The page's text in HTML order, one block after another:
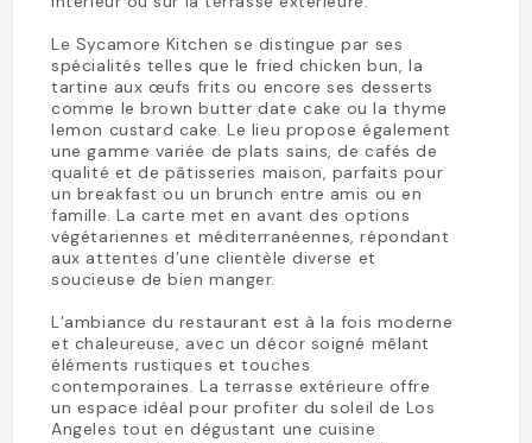
Le Sycamore Kitchen se distingue par ses
spécialités telles que le fried chicken bun, la
tartine aux œufs frits ou encore ses desserts
comme le brown butter date cake ou la thyme
lemon custard cake. Le lieu propose également
une gamme variée de plats sains, de cafés de
qualité et de pâtisseries maison, parfaits pour
un breakfast ou un brunch entre amis ou en
famille. La carte met en avant des options
végétariennes et méditerranéennes, répondant
aux attentes d’une clientèle diverse et
soucieuse de bien manger.
L’ambiance du restaurant est à la fois moderne
et chaleureuse, avec un décor soigné mêlant
éléments rustiques et touches
contemporaines. La terrasse extérieure offre
un espace idéal pour profiter du soleil de Los
Angeles tout en dégustant une cuisine